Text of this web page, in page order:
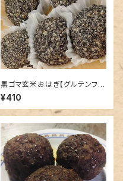
黒ゴマ玄米おはぎ【グルテンフリ
ー】
¥410